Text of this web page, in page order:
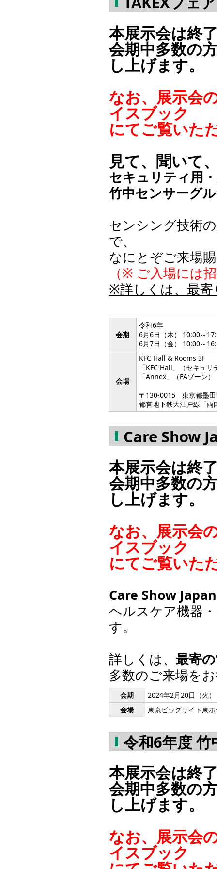
本展示会は終
会期中多数の
し上げます。
なお、展示会
イスブック
にてご覧いた
見て、聞いて
セキュリティ用
竹中センサーグ
センシング技術
で、
なにとぞご来場
（※ ご入場には
※詳しくは、最
会期
令和6年
6月6日（木） 10:00～
6月7日（金） 10:00～
会場
KFC Hall & Rooms 3F
「KFC Hall」（セキュリ
「Annex」（FAゾーン）
〒130-0015 東京都墨田
都営地下鉄大江戸線「両
Care Show
本展示会は終
会期中多数の
し上げます。
なお、展示会
イスブック
にてご覧いた
Care Show
ヘルスケア機器
す。
詳しくは、 最寄
多数のご来場を
会期
2024年2月20日（火
会場
東京ビッグサイト東
令和6年度
本展示会は終
会期中多数の
し上げます。
なお、展示会
イスブック